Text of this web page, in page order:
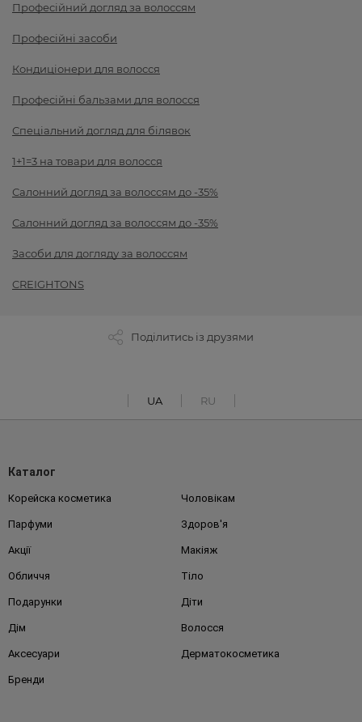
Професійний догляд за волоссям
Професійні засоби
Кондиціонери для волосся
Професійні бальзами для волосся
Спеціальний догляд для білявок
1+1=3 на товари для волосся
Салонний догляд за волоссям до -35%
Салонний догляд за волоссям до -35%
Засоби для догляду за волоссям
CREIGHTONS
Поділитись із друзями
UA RU
Каталог
Корейска косметика Чоловікам
Парфуми Здоров'я
Акції Макіяж
Обличчя Тіло
Подарунки Діти
Дім Волосся
Аксесуари Дерматокосметика
Бренди